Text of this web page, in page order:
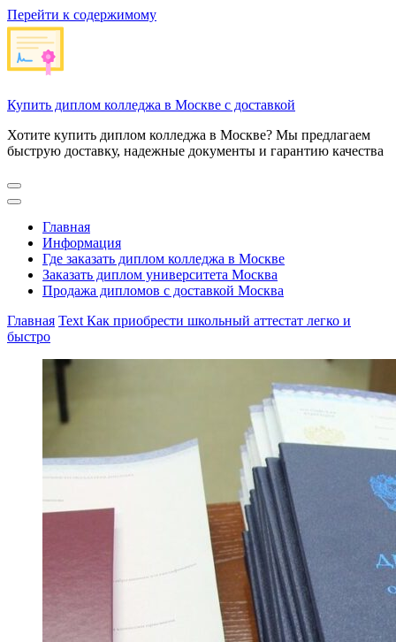
Перейти к содержимому
Купить диплом колледжа в Москве с доставкой
Хотите купить диплом колледжа в Москве? Мы предлагаем
быструю доставку, надежные документы и гарантию качества
Главная
Информация
Где заказать диплом колледжа в Москве
Заказать диплом университета Москва
Продажа дипломов с доставкой Москва
Главная Text Как приобрести школьный аттестат легко и
быстро